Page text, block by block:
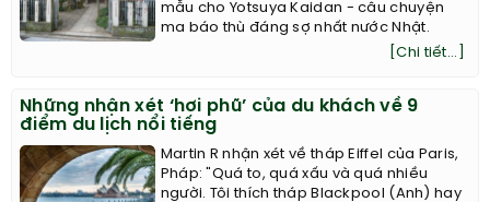
mẫu cho Yotsuya Kaidan - câu chuyện
ma báo thù đáng sợ nhất nước Nhật.
[Chi tiết...]
Những nhận xét ‘hơi phũ’ của du khách về 9
điểm du lịch nổi tiếng
Martin R nhận xét về tháp Eiffel của Paris,
Pháp: "Quá to, quá xấu và quá nhiều
người. Tôi thích tháp Blackpool (Anh) hay